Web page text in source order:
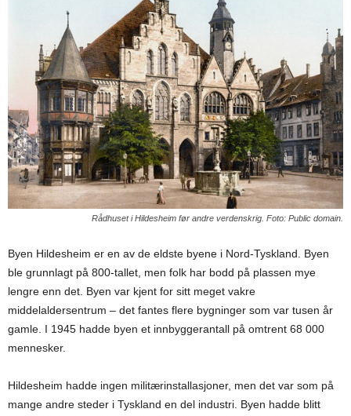
Rådhuset i Hildesheim før andre verdenskrig. Foto: Public domain.
Byen Hildesheim er en av de eldste byene i Nord-Tyskland. Byen
ble grunnlagt på 800-tallet, men folk har bodd på plassen mye
lengre enn det. Byen var kjent for sitt meget vakre
middelaldersentrum – det fantes flere bygninger som var tusen år
gamle. I 1945 hadde byen et innbyggerantall på omtrent 68 000
mennesker.
Hildesheim hadde ingen militærinstallasjoner, men det var som på
mange andre steder i Tyskland en del industri. Byen hadde blitt